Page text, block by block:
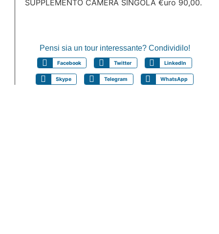
SUPPLEMENTO CAMERA SINGOLA €uro 90,00.
Pensi sia un tour interessante? Condividilo!
Facebook Twitter LinkedIn
Skype Telegram WhatsApp